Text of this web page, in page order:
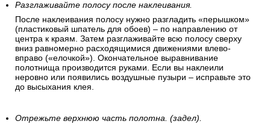
Разглаживайте полосу после наклеивания.
После наклеивания полосу нужно разгладить «перышком»
(пластиковый шпатель для обоев) – по направлению от
центра к краям. Затем разглаживайте всю полосу сверху
вниз равномерно расходящимися движениями влево-
вправо («елочкой»). Окончательное выравнивание
полотнища производится руками. Если вы наклеили
неровно или появились воздушные пузыри – исправьте это
до высыхания клея.
Отрежьте верхнюю часть полотна. (задел).